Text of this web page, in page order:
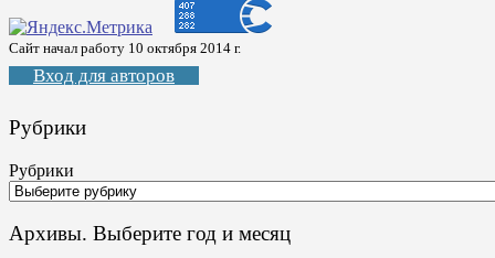
Сайт начал работу 10 октября 2014 г.
Вход для авторов
Рубрики
Рубрики
Архивы. Выберите год и месяц